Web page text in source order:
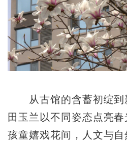
从古馆的含蓄初绽到
田玉兰以不同姿态点亮春
孩童嬉戏花间，人文与